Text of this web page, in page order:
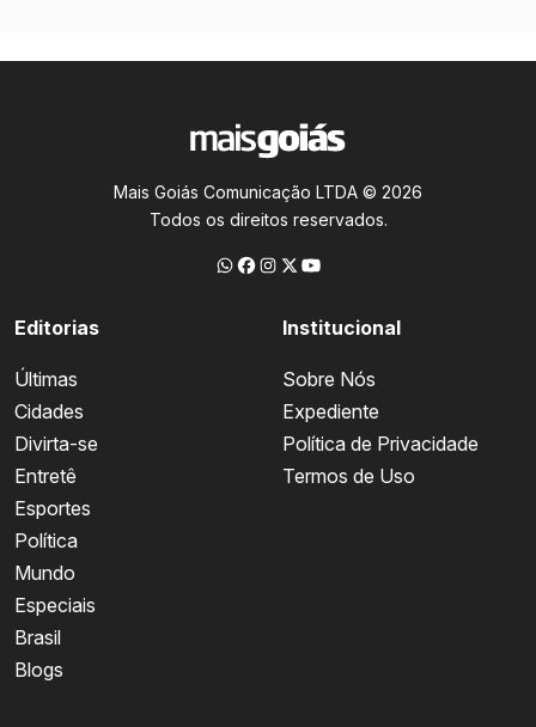
Mais Goiás Comunicação LTDA © 2026
Todos os direitos reservados.
Editorias
Últimas
Cidades
Divirta-se
Entretê
Esportes
Política
Mundo
Especiais
Brasil
Blogs
Institucional
Sobre Nós
Expediente
Política de Privacidade
Termos de Uso